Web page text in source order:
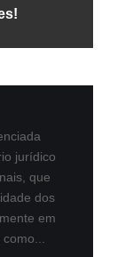
jurídico
que
dos
em